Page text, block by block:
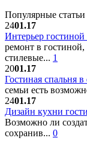
Популярные статьи
2401.17
Интерьер
ремонт в
стилевые... 1
2001.17
Гостиная спальня
семьи есть
2401.17
Дизайн кухни
Возможно ли
сохранив... 0